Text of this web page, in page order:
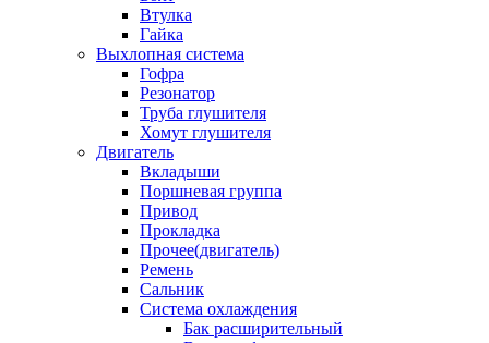
Втулка
Гайка
Выхлопная система
Гофра
Резонатор
Труба глушителя
Хомут глушителя
Двигатель
Вкладыши
Поршневая группа
Привод
Прокладка
Прочее(двигатель)
Ремень
Сальник
Система охлаждения
Бак расширительный